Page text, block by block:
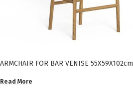
ARMCHAIR FOR BAR VENISE 55X59X102cm
Read More